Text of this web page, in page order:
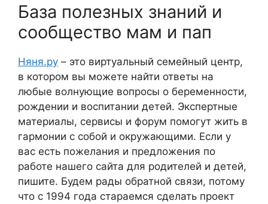
База полезных знаний и
сообщество мам и пап
Няня.ру – это виртуальный семейный центр,
в котором вы можете найти ответы на
любые волнующие вопросы о беременности,
рождении и воспитании детей. Экспертные
материалы, сервисы и форум помогут жить в
гармонии с собой и окружающими. Если у
вас есть пожелания и предложения по
работе нашего сайта для родителей и детей,
пишите. Будем рады обратной связи, потому
что c 1994 года стараемся сделать проект